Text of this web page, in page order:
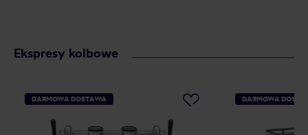
Ekspresy kolbowe
DARMOWA DOSTAWA DARMOWA